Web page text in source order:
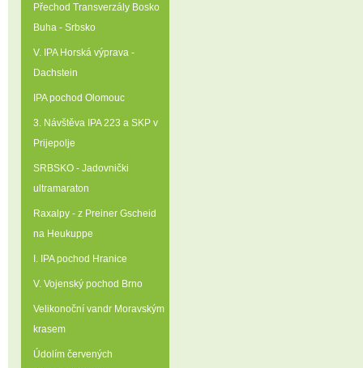
Přechod Transverzály Bosko
Buha - Srbsko
V. IPA Horská výprava -
Dachstein
IPA pochod Olomouc
3. Návštěva IPA 223 a SKP v
Prijepolje
SRBSKO - Jadovnički
ultramaraton
Raxalpy - z Preiner Gscheid
na Heukuppe
I. IPA pochod Hranice
V. Vojenský pochod Brno
Velikonoční vandr Moravským
krasem
Údolím červených